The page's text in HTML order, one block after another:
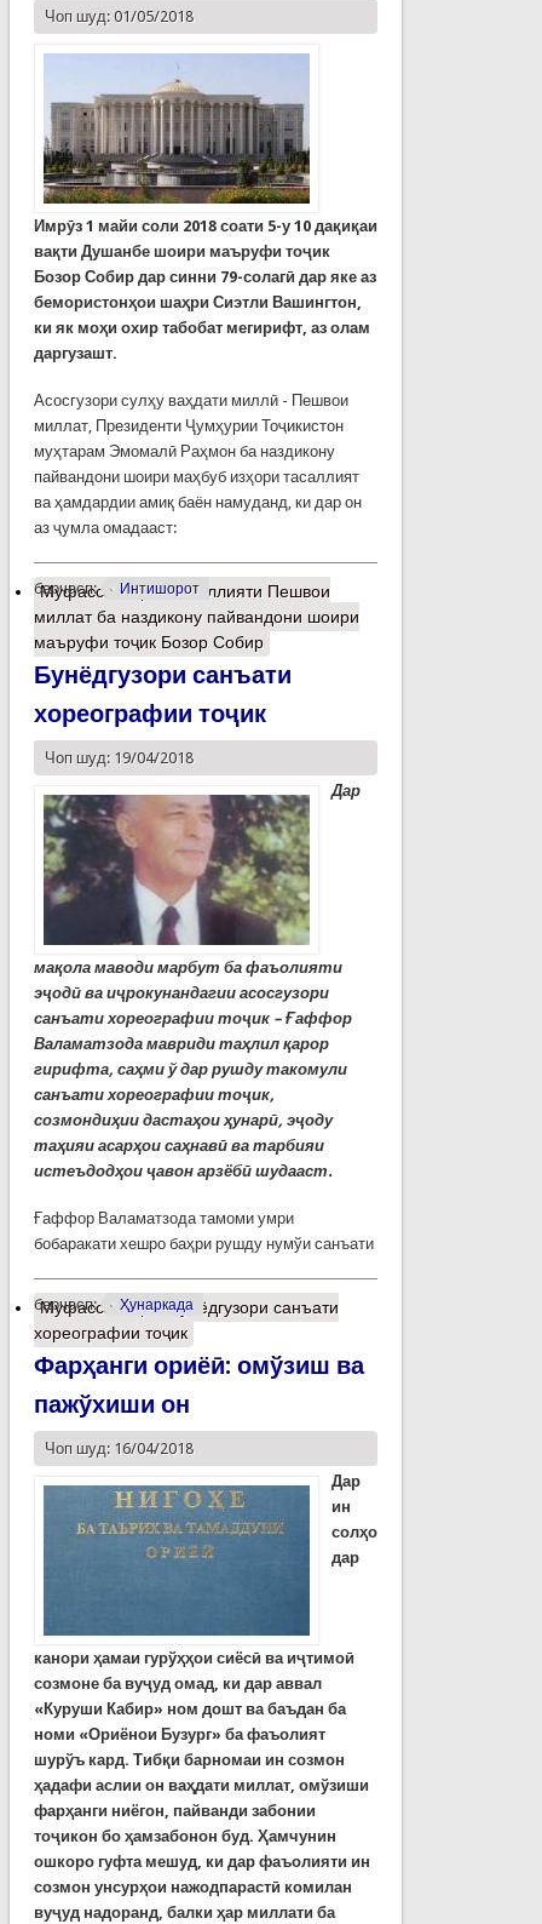
Чоп шуд: 01/05/2018
Имрӯз 1 майи соли 2018 соати 5-у 10 дақиқаи
вақти Душанбе шоири маъруфи тоҷик
Бозор Собир дар синни 79-солагӣ дар яке аз
бемористонҳои шаҳри Сиэтли Вашингтон,
ки як моҳи охир табобат мегирифт, аз олам
даргузашт.
Асосгузори сулҳу ваҳдати миллӣ - Пешвои
миллат, Президенти Ҷумҳурии Тоҷикистон
муҳтарам Эмомалӣ Раҳмон ба наздикону
пайвандони шоири маҳбуб изҳори тасаллият
ва ҳамдардии амиқ баён намуданд, ки дар он
аз ҷумла омадааст:
барчасп: Интишорот
Муфассалтаро Тасаллияти Пешвои
миллат ба наздикону пайвандони шоири
маъруфи тоҷик Бозор Собир
Бунёдгузори санъати
хореографии тоҷик
Чоп шуд: 19/04/2018
Дар
мақола маводи марбут ба фаъолияти
эҷодӣ ва иҷрокунандагии асосгузори
санъати хореографии тоҷик – Ғаффор
Валаматзода мавриди таҳлил қарор
гирифта, саҳми ў дар рушду такомули
санъати хореографии тоҷик,
созмондиҳии дастаҳои ҳунарӣ, эҷоду
таҳияи асарҳои саҳнавӣ ва тарбияи
истеъдодҳои ҷавон арзёбӣ шудааст.
Ғаффор Валаматзода тамоми умри
бобаракати хешро баҳри рушду нумўи санъати
барчасп: Ҳунаркада
Муфассалтаро Бунёдгузори санъати
хореографии тоҷик
Фарҳанги ориёӣ: омўзиш ва
пажўхиши он
Чоп шуд: 16/04/2018
Дар
ин
солҳо
дар
канори ҳамаи гурўҳҳои сиёсӣ ва иҷтимоӣ
созмоне ба вуҷуд омад, ки дар аввал
«Куруши Кабир» ном дошт ва баъдан ба
номи «Ориёнои Бузург» ба фаъолият
шурўъ кард. Тибқи барномаи ин созмон
ҳадафи аслии он ваҳдати миллат, омўзиши
фарҳанги ниёгон, пайванди забонии
тоҷикон бо ҳамзабонон буд. Ҳамчунин
ошкоро гуфта мешуд, ки дар фаъолияти ин
созмон унсурҳои нажодпарастӣ комилан
вуҷуд надоранд, балки ҳар миллати ба